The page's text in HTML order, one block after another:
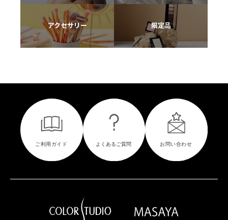
アクセサリー 限定品